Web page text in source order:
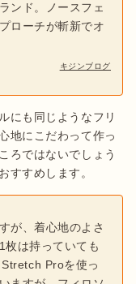
ンド。ノースフェ
ローチが斬新でオ
キジンブログ
にも同じようなフリ
地にこだわって作っ
ろではないでしょう
すすめします。
が、着心地のよさ
枚は持っていても
Proを使っ